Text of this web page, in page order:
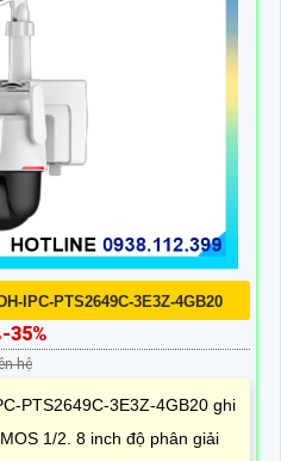
IPC-PTS2649C-3E3Z-4GB20
35%
hệ
PTS2649C-3E3Z-4GB20 ghi
1/2. 8 inch độ phân giải